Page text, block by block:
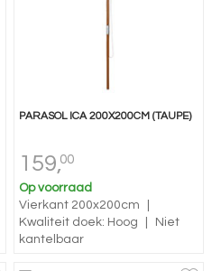
PARASOL ICA 200X200CM (TAUPE)
159,00
Op voorraad
Vierkant 200x200cm
Kwaliteit doek: Hoog
Niet
kantelbaar